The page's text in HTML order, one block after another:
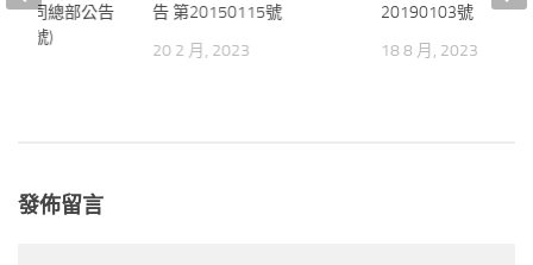
告 第20150115號
20 2 月, 2023
20190103號
18 8 月, 2023
覆同總部公告
號)
發佈留言